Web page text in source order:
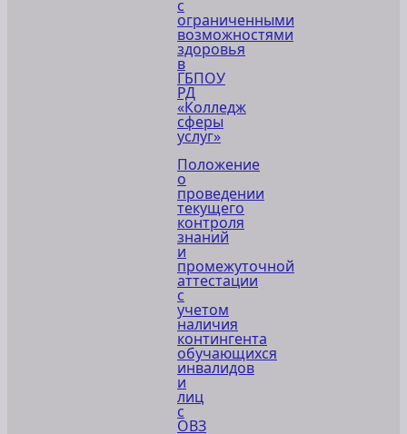
с
ограниченными
возможностями
здоровья
в
ГБПОУ
РД
«Колледж
сферы
услуг»
Положение
о
проведении
текущего
контроля
знаний
и
промежуточной
аттестации
с
учетом
наличия
контингента
обучающихся
инвалидов
и
лиц
с
ОВЗ